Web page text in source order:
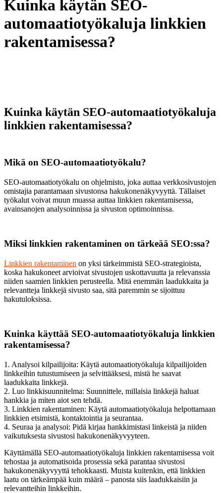
Kuinka käytän SEO-
automaatiotyökaluja linkkien
rakentamisessa?
Kuinka käytän SEO-automaatiotyökaluja
linkkien rakentamisessa?
Mikä on SEO-automaatiotyökalu?
SEO-automaatiotyökalu on ohjelmisto, joka auttaa verkkosivustojen
omistajia parantamaan sivustonsa hakukonenäkyvyyttä. Tällaiset
työkalut voivat muun muassa auttaa linkkien rakentamisessa,
avainsanojen analysoinnissa ja sivuston optimoinnissa.
Miksi linkkien rakentaminen on tärkeää SEO:ssa?
Linkkien rakentaminen on yksi tärkeimmistä SEO-strategioista,
koska hakukoneet arvioivat sivustojen uskottavuutta ja relevanssia
niiden saamien linkkien perusteella. Mitä enemmän laadukkaita ja
relevantteja linkkejä sivusto saa, sitä paremmin se sijoittuu
hakutuloksissa.
Kuinka käyttää SEO-automaatiotyökaluja linkkien
rakentamisessa?
1. Analysoi kilpailijoita: Käytä automaatiotyökaluja kilpailijoiden
linkkeihin tutustumiseen ja selvittääksesi, mistä he saavat
laadukkaita linkkejä.
2. Luo linkkisuunnitelma: Suunnittele, millaisia linkkejä haluat
hankkia ja miten aiot sen tehdä.
3. Linkkien rakentaminen: Käytä automaatiotyökaluja helpottamaan
linkkien etsimistä, kontaktointia ja seurantaa.
4. Seuraa ja analysoi: Pidä kirjaa hankkimistasi linkeistä ja niiden
vaikutuksesta sivustosi hakukonenäkyvyyteen.
Käyttämällä SEO-automaatiotyökaluja linkkien rakentamisessa voit
tehostaa ja automatisoida prosessia sekä parantaa sivustosi
hakukonenäkyvyyttä tehokkaasti. Muista kuitenkin, että linkkien
laatu on tärkeämpää kuin määrä – panosta siis laadukkaisiin ja
relevantteihin linkkeihin.